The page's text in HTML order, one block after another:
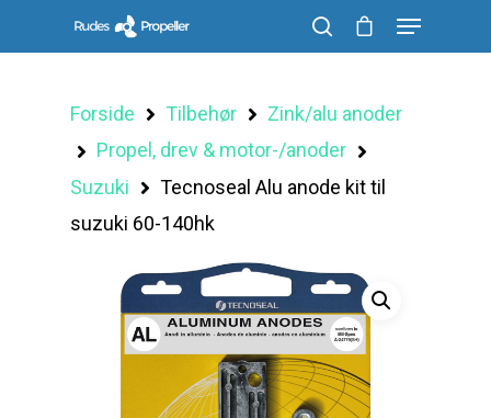
Forside Tilbehør
Zink/alu anoder
Propel, drev & motor-/anoder
Suzuki
Tecnoseal Alu anode kit til
suzuki 60-140hk